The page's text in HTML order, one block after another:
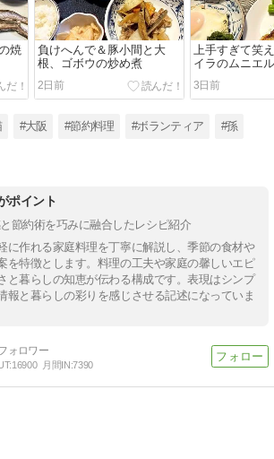
焼
負けへんで＆豚小間と大
根、ゴボウの炒め煮
2日前
上手すぎて笑
イラのムニエル
3日前
#大阪 #節約料理 #ボランティア #孫
ポイント
節約術を巧みに融合したレシピ紹介
に作れる家庭料理を丁寧に解説し、季節の食材や
を特徴とします。料理の工夫や家庭の馨しいエピ
と暮らしの知恵が伝わる構成です。表現はシンプ
報と暮らしの彩りを感じさせる記述になっていま
16900 月間IN:7390